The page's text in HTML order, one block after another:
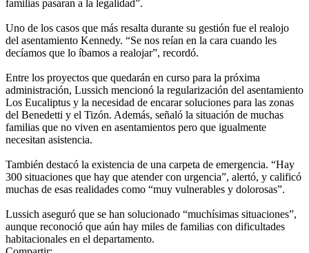
familias pasaran a la legalidad”.
Uno de los casos que más resalta durante su gestión fue el realojo
del asentamiento Kennedy. “Se nos reían en la cara cuando les
decíamos que lo íbamos a realojar”, recordó.
Entre los proyectos que quedarán en curso para la próxima
administración, Lussich mencionó la regularización del asentamiento
Los Eucaliptus y la necesidad de encarar soluciones para las zonas
del Benedetti y el Tizón. Además, señaló la situación de muchas
familias que no viven en asentamientos pero que igualmente
necesitan asistencia.
También destacó la existencia de una carpeta de emergencia. “Hay
300 situaciones que hay que atender con urgencia”, alertó, y calificó
muchas de esas realidades como “muy vulnerables y dolorosas”.
Lussich aseguró que se han solucionado “muchísimas situaciones”,
aunque reconoció que aún hay miles de familias con dificultades
habitacionales en el departamento.